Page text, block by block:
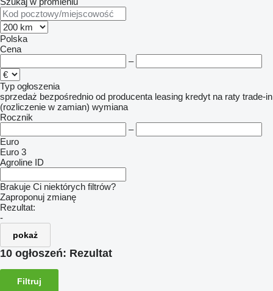
Polska
Cena
–
Typ ogłoszenia
sprzedaż bezpośrednio od producenta leasing kredyt na raty trade-in
(rozliczenie w zamian) wymiana
Rocznik
–
Euro
Euro 3
Agroline ID
Brakuje Ci niektórych filtrów?
Zaproponuj zmianę
Rezultat:
-
pokaż
10 ogłoszeń: Rezultat
Filtruj